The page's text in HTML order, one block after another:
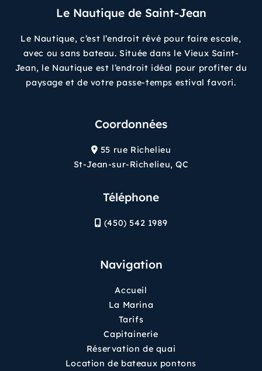
Le Nautique de Saint-Jean
Le Nautique, c’est l’endroit rêvé pour faire escale,
avec ou sans bateau. Située dans le Vieux Saint-
Jean, le Nautique est l’endroit idéal pour profiter du
paysage et de votre passe-temps estival favori.
Coordonnées
55 rue Richelieu
St-Jean-sur-Richelieu, QC
Téléphone
(450) 542 1989
Navigation
Accueil
La Marina
Tarifs
Capitainerie
Réservation de quai
Location de bateaux pontons